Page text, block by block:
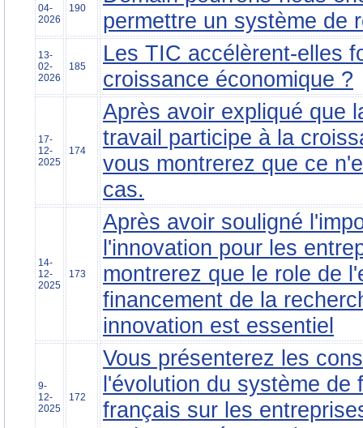
04-
2026
190
permettre un système de
13-
02-
2026
185
Les TIC accélèrent-elles
croissance économique ?
17-
12-
2025
174
Après avoir expliqué que
travail participe à la
vous montrerez que ce
cas.
14-
12-
2025
173
Après avoir souligné
l'innovation pour les
montrerez que le role de
financement de la
innovation est essentiel
9-
12-
2025
172
Vous présenterez les
l'évolution du système de
français sur les